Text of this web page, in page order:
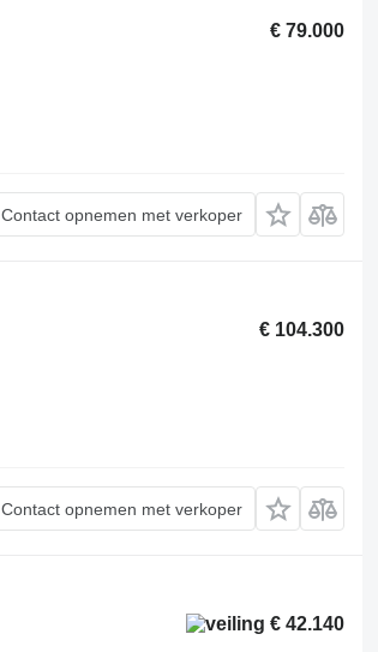
€ 79.000
Contact opnemen met verkoper
€ 104.300
Contact opnemen met verkoper
€ 42.140